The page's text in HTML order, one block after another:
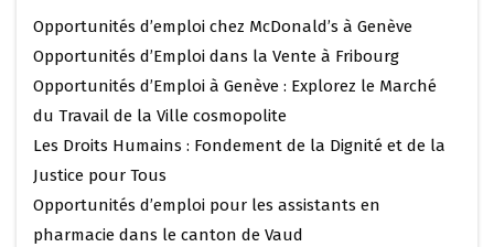
Opportunités d’emploi chez McDonald’s à Genève
Opportunités d’Emploi dans la Vente à Fribourg
Opportunités d’Emploi à Genève : Explorez le Marché
du Travail de la Ville cosmopolite
Les Droits Humains : Fondement de la Dignité et de la
Justice pour Tous
Opportunités d’emploi pour les assistants en
pharmacie dans le canton de Vaud